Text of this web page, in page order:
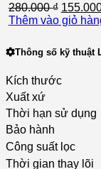
280.000₫ Giá
gốc
280.000
Thêm vào giỏ
Thông số kỹ thuật
Kích thước
Xuất xứ
Thời hạn sử dụng
Bảo hành
Công suất lọc
Thời gian thay lõi